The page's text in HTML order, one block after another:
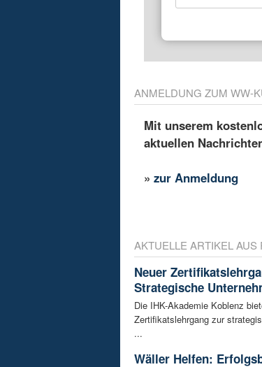
ANMELDUNG ZUM WW-
Mit unserem
aktuellen
»zur Anmeldung
AKTUELLE ARTIKEL AUS
Neuer
Strategische
Die IHK-Akademie Koblenz
Zertifikatslehrgang zur
...
Wäller Helfen: